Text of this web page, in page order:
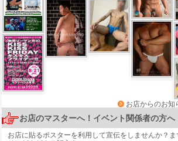
お店からのお知
お店のマスターへ！イベント関係者の方へ
お店に貼るポスターを利用して宣伝をしませんか？ま